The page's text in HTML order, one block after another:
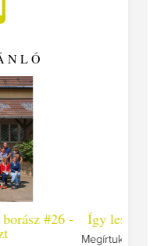
év alatt végzett borász
már lázasan